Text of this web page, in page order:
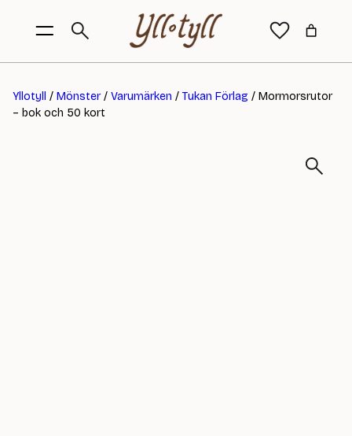
Yllotyll / Mönster/ Varumärken / Tukan Förlag / Mormorsrutor
– bok och 50 kort